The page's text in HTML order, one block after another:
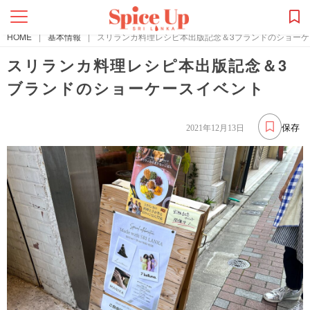
HOME | 基本情報 | スリランカ料理レシピ本出版記念＆3ブランドのショー
スリランカ料理レシピ本出版記念＆3
ブランドのショーケースイベント
保存
2021年12月13日